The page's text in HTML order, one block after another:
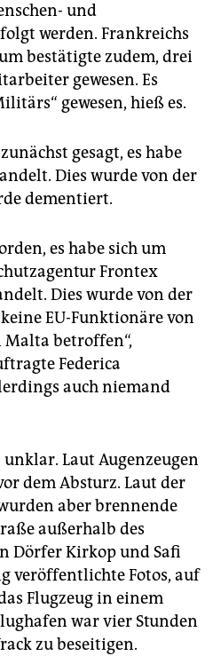
und
werden. Frankreichs
bestätigte zudem, drei
gewesen. Es
gewesen, hieß es.
gesagt, es habe
Dies wurde von der
dementiert.
es habe sich um
Frontex
Dies wurde von der
EU-Funktionäre von
betroffen“,
Federica
auch niemand
Laut Augenzeugen
dem Absturz. Laut der
aber brennende
außerhalb des
Dörfer Kirkop und Safi
veröffentlichte Fotos, auf
Flugzeug in einem
war vier Stunden
zu beseitigen.